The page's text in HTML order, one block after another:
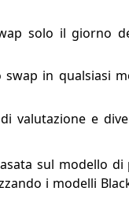
solo il giorno
in qualsiasi
valutazione e
sul modello di
i modelli